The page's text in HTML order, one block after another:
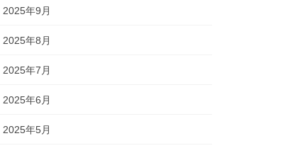
2025年9月
2025年8月
2025年7月
2025年6月
2025年5月